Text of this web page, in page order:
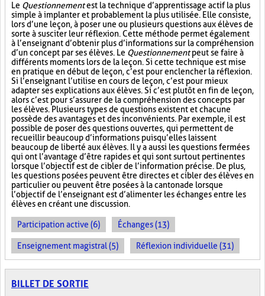
Le Questionnementest la technique d’apprentissage actif la plus
simple à implanter et probablement la plus utilisée. Elle consiste,
lors d’une leçon, à poser une ou plusieurs questions aux élèves de
sorte à susciter leur réflexion. Cette méthode permet également
à l’enseignant d’obtenir plus d’informations sur la compréhension
d’un concept par ses élèves. Le Questionnementpeut se faire à
différents moments lors de la leçon. Si cette technique est mise
en pratique en début de leçon, c’est pour enclencher la réflexion.
Si l’enseignant l’utilise en cours de leçon, c’est pour mieux
adapter ses explications aux élèves. Si c’est plutôt en fin de leçon,
alors c’est pour s’assurer de la compréhension des concepts par
les élèves. Plusieurs types de questions existent et chacune
possède des avantages et des inconvénients. Par exemple, il est
possible de poser des questions ouvertes, qui permettent de
recueillir beaucoup d’informations puisqu’elles laissent
beaucoup de liberté aux élèves. Il y a aussi les questions fermées
qui ont l’avantage d’être rapides et qui sont surtout pertinentes
lorsque l’objectif est de cibler de l’information précise. De plus,
les questions posées peuvent être directes et cibler des élèves en
particulier ou peuvent être posées à la cantonade lorsque
l’objectif de l’enseignant est d’alimenter les échanges entre les
élèves en créant une discussion.
Participation active (6) Échanges (13)
Enseignement magistral (5) Réflexion individuelle (31)
BILLET DE SORTIE